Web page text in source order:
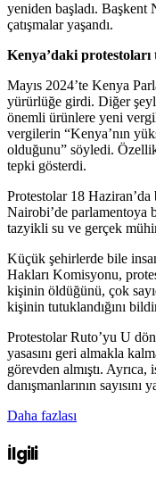
yeniden başladı. Başkent
çatışmalar yaşandı.
Kenya’daki
Mayıs 2024’te Kenya
yürürlüğe girdi. Diğer
önemli ürünlere yeni
vergilerin “Kenya’nın
olduğunu” söyledi.
tepki gösterdi.
Protestolar 18 Haziran’da
Nairobi’de parlamentoya
tazyikli su ve gerçek
Küçük şehirlerde bile
Hakları Komisyonu,
kişinin öldüğünü, çok
kişinin tutuklandığını
Protestolar Ruto’yu U
yasasını geri almakla
görevden almıştı. Ayrıca,
danışmanlarının
Daha fazlası
İlgili